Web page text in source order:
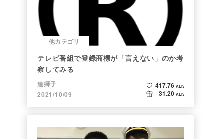
他カテゴリ
テレビ番組で登録商標が「言えない」のか考
察してみる
連獅子
2021/10/09
417.76 ALIS
31.20 ALIS